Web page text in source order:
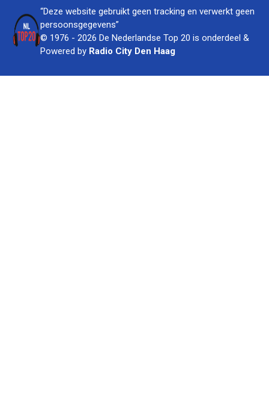
“Deze website gebruikt geen tracking en verwerkt geen
persoonsgegevens”
© 1976 - 2026 De Nederlandse Top 20 is onderdeel &
Powered by Radio City Den Haag